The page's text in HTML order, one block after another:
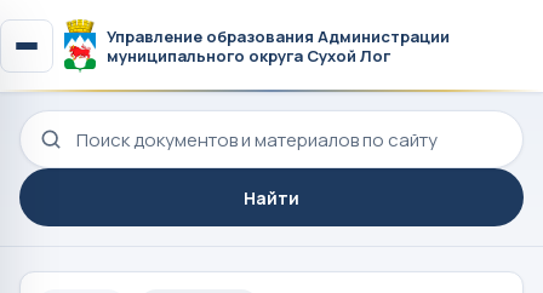
Управление образования Администрации
муниципального округа Сухой Лог
Поиск по сайту
Найти